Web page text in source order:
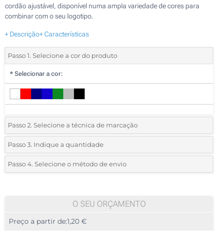
cordão ajustável, disponível numa ampla variedade de cores para
combinar com o seu logotipo.
+ Descrição+ Características
Passo 1. Selecione a cor do produto
* Selecionar a cor:
Passo 2. Selecione a técnica de marcação
*Selecione o tipo de marcação e as cores do logotipo:
1 Cor (Num lado)
Passo 3. Indique a quantidade
*Quantidade mínima:50
100
Passo 4. Selecione o método de envio
O SEU ORÇAMENTO
Preço a partir de:1,20 €